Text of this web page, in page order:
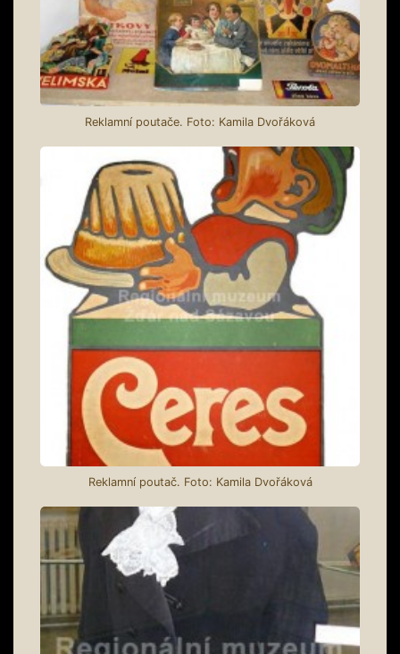
Reklamní poutače. Foto: Kamila Dvořáková
Reklamní poutač. Foto: Kamila Dvořáková